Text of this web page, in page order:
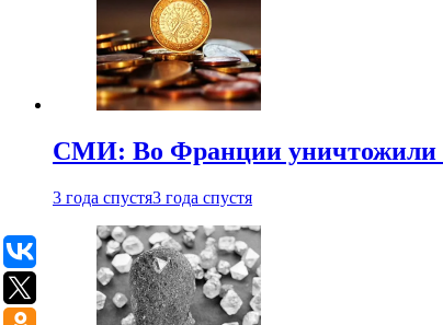
СМИ: Во Франции уничтожили
3 года спустя3 года спустя